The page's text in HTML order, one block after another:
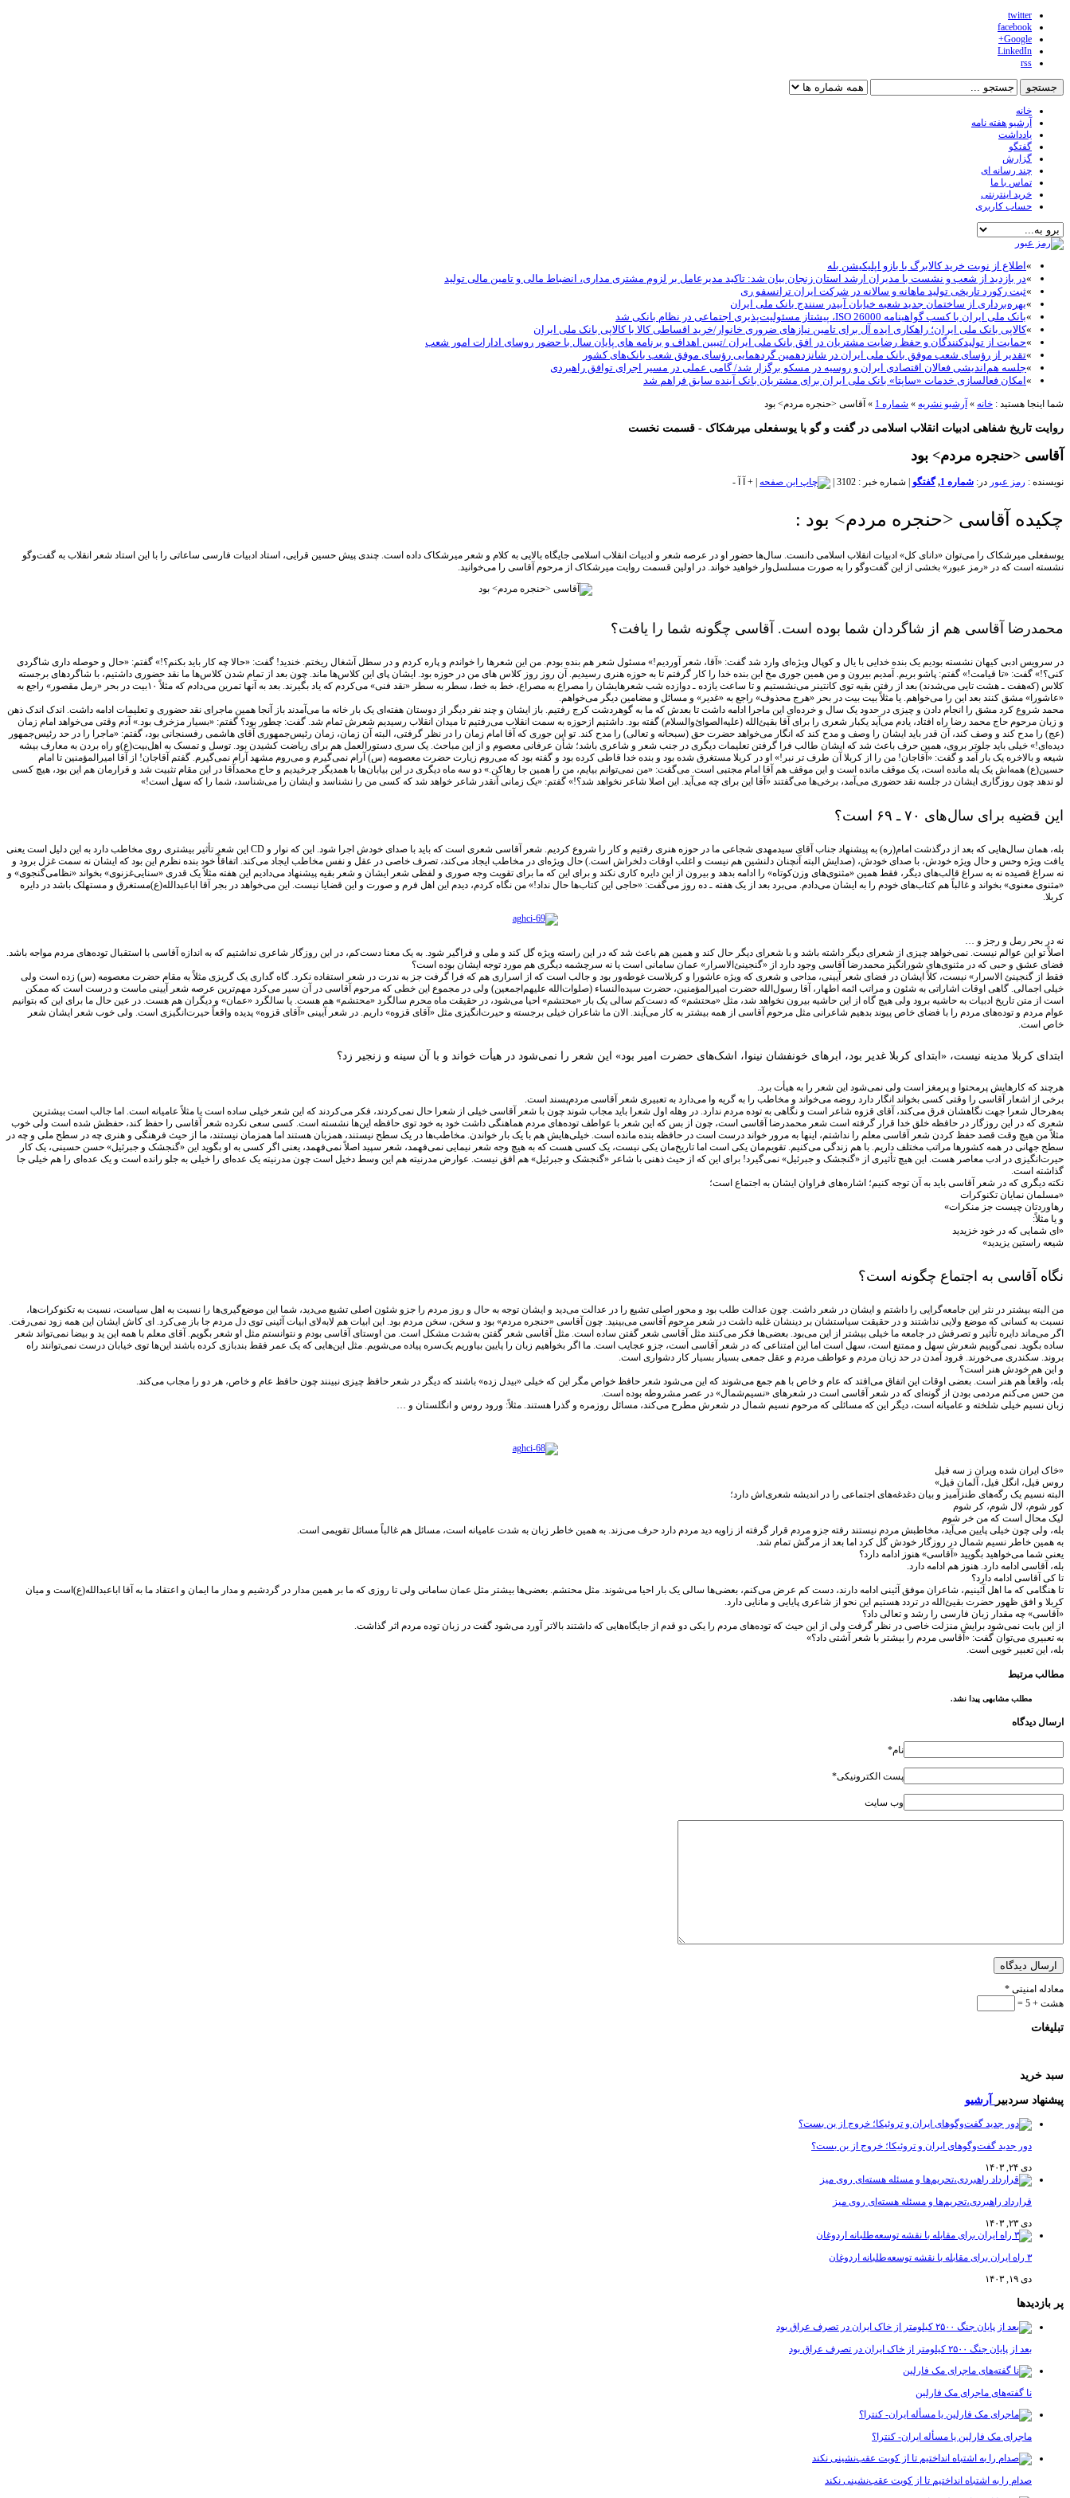
twitter
facebook
Google+
LinkedIn
rss
خانه
آرشیو هفته نامه
یادداشت
گفتگو
گزارش
چند رسانه ای
تماس با ما
خرید اینترنتی
حساب کاربری
»اطلاع از نوبت خرید کالابرگ با بازو اپلیکیشن بله
»در بازدید از شعب و نشست با مدیران ارشد استان زنجان بیان شد: تاکید مدیرعامل بر لزوم مشتری مداری، انضباط مالی و تامین مالی تولید
»ثبت رکورد تاریخی تولید ماهانه و سالانه در شرکت ایران ترانسفو ری
»بهره‌برداری از ساختمان جدید شعبه خیابان آبیدر سنندج بانک ملی ایران
»بانک ملی ایران با کسب گواهینامه ISO 26000، پیشتاز مسئولیت‌پذیری اجتماعی در نظام بانکی شد
»کالاپی بانک ملی ایران؛ راهکاری ایده آل برای تامین نیازهای ضروری خانوار/خرید اقساطی کالا با کالاپی بانک ملی ایران
»حمایت از تولیدکنندگان و حفظ رضایت مشتریان در افق بانک ملی ایران /تببین اهداف و برنامه های پایان سال با حضور روسای ادارات امور شعب
»تقدیر از رؤسای شعب موفق بانک ملی ایران در شانزدهمین گردهمایی رؤسای موفق شعب بانک‌های کشور
»جلسه هم‌اندیشی فعالان اقتصادی ایران و روسیه در مسکو برگزار شد/ گامی عملی در مسیر اجرای توافق راهبردی
»امکان فعالسازی خدمات «ساپتا» بانک ملی ایران برای مشتریان بانک آینده سابق فراهم شد
شما اینجا هستید : خانه » آرشیو نشریه » شماره 1 » آقاسی <حنجره مردم> بود
روایت تاریخ شفاهی ادبیات انقلاب اسلامی در گفت و گو با یوسفعلی میرشکاک - قسمت نخست
آقاسی <حنجره مردم> بود
نویسنده : رمز عبور در: شماره 1 ,گفتگو شماره خبر : 3102 +
-
چکیده آقاسی <حنجره مردم> بود :
یوسفعلی میرشکاک را می‌توان «دانای کل» ادبیات انقلاب اسلامی دانست. سال‌ها حضور او در عرصه شعر و ادبیات انقلاب اسلامی جایگاه بالایی به کلام و شعر میرشکاک داده است. چندی پیش حسین قرایی، استاد ادبیات فارسی ساعاتی را با این استاد شعر انقلاب به گفت‌وگو
نشسته است که در «رمز عبور» بخشی از این گفت‌وگو را به صورت مسلسل‌وار خواهید خواند. در اولین قسمت روایت میرشکاک از مرحوم آقاسی را می‌خوانید.
محمدرضا آقاسی هم از شاگردان شما بوده است. آقاسی چگونه شما را یافت؟
در سرویس ادبی کیهان نشسته بودیم یک بنده خدایی با یال و کوپال ویژه‌ای وارد شد گفت: «آقا، شعر آوردیم!» مسئول شعر هم بنده بودم. من این شعرها را خواندم و پاره کردم و در سطل آشغال ریختم. خندید! گفت: «حالا چه کار باید بکنم؟!» گفتم: «حال و حوصله داری شاگردی
کنی؟!» گفت: «تا قیامت!» گفتم: پاشو بریم. آمدیم بیرون و من همین جوری مخ این بنده خدا را کار گرفتم تا به حوزه هنری رسیدیم. آن روز روز کلاس های من در حوزه بود. ایشان پای این کلاس‌ها ماند. چون بعد از تمام شدن کلاس‌ها ما نقد حضوری داشتیم، با شاگردهای برجسته
کلاس (که‌هفت ـ هشت تایی می‌شدند) بعد از رفتن بقیه توی کانتینر می‌نشستیم و تا ساعت یازده ـ دوازده شب شعرهایشان را مصراع به مصراع، خط به خط، سطر به سطر «نقد فنی» می‌کردم که یاد بگیرند. بعد به آنها تمرین می‌دادم که مثلاً ۱۰بیت در بحر «رمل مقصور» راجع به
«عاشورا» مشق کنند بعد این را می‌خواهم. یا مثلاً بیت بیت در بحر «هرج محذوف» راجع به «غدیر» و مسائل و مضامین دیگر می‌خواهم.
محمد شروع کرد مشق را انجام دادن و چیزی در حدود یک سال و خرده‌ای این ماجرا ادامه داشت تا بعدش که ما به گوهردشت کرج رفتیم. باز ایشان و چند نفر دیگر از دوستان هفته‌ای یک بار خانه ما می‌آمدند باز آنجا همین ماجرای نقد حضوری و تعلیمات ادامه داشت. اندک‌ اندک ذهن
و زبان مرحوم حاج محمد رضا راه افتاد، یادم می‌آید یکبار شعری را برای آقا بقیئ‌الله (علیه‌الصوائ‌و‌السلام) گفته بود. داشتیم ازحوزه به سمت انقلاب می‌رفتیم تا میدان انقلاب رسیدیم شعرش تمام شد. گفت: چطور بود؟ گفتم: «بسیار مزخرف بود.» آدم وقتی می‌خواهد امام زمان
(عج) را مدح کند و وصف کند، آن قدر باید ایشان را وصف و مدح کند که انگار می‌خواهد حضرت حق (سبحانه و تعالی) را مدح کند. تو این جوری که آقا امام زمان را در نظر گرفتی، البته آن زمان، زمان رئیس‌جمهوری آقای هاشمی رفسنجانی بود، گفتم: «ماجرا را در حد رئیس‌جمهور
دیده‌ای!» خیلی باید جلوتر بروی، همین حرف باعث شد که ایشان طالب فرا گرفتن تعلیمات دیگری در جنب شعر و شاعری باشد؛ شأن عرفانی معصوم و از این مباحث. یک سری دستورالعمل هم برای ریاضت کشیدن بود. توسل و تمسک به اهل‌بیت(ع)و راه بردن به معارف بیشه
شیعه و بالاخره یک بار آمد و گفت: «آقاجان! من را از کربلا آن طرف تر نبر!» او در کربلا مستغرق شده بود و بنده خدا قاطی کرده بود و گفته بود که می‌روم زیارت حضرت معصومه (س) آرام نمی‌گیرم و می‌روم مشهد آرام نمی‌گیرم. گفتم آقاجان! از آقا امیرالمؤمنین تا امام
حسین(ع) همه‌اش یک پله مانده است، یک موقف مانده است و این موقف هم آقا امام مجتبی است. می‌گفت: «من نمی‌توانم بیایم، من را همین جا رهاکن.» دو سه ماه دیگری در این بیابان‌ها با همدیگر چرخیدیم و حاج محمدآقا در این مقام تثبیت شد و قرارمان هم این بود، هیچ کسی
لو ندهد چون روزگاری ایشان در جلسه نقد حضوری می‌آمد، برخی‌ها می‌گفتند «آقا این برای چه می‌آید. این اصلا شاعر نخواهد شد؟!» گفتم: «یک زمانی آنقدر شاعر خواهد شد که کسی من را نشناسد و ایشان را می‌شناسد، شما را که سهل است!»
این قضیه برای سال‌های ۷۰ ـ ۶۹ است؟
بله، همان سال‌هایی که بعد از درگذشت امام(ره) به پیشنهاد جناب آقای سیدمهدی شجاعی ما در حوزه هنری رفتیم و کار را شروع کردیم. شعر آقاسی شعری است که باید با صدای خودش اجرا شود. این که نوار و CD این شعر تأثیر بیشتری روی مخاطب دارد به این دلیل است یعنی
یافت ویژه وحس و حال ویژه خودش، با صدای خودش، (صدایش البته آنچنان دلنشین هم نیست و اغلب اوقات دلخراش است.) حال ویژه‌ای در مخاطب ایجاد می‌کند، تصرف خاصی در عقل و نفس مخاطب ایجاد می‌کند. اتفاقاً خود بنده نظرم این بود که ایشان نه سمت غزل برود و
نه سراغ قصیده نه به سراغ قالب‌های دیگر، فقط همین «مثنوی‌های وزن‌کوتاه» را ادامه بدهد و بیرون از این دایره کاری نکند و برای این که ما برای تقویت وجه صوری و لفظی شعر ایشان و شعر بقیه پیشنهاد می‌دادیم این هفته مثلاً یک قدری «سنایی‌غزنوی» بخواند «نظامی‌گنجوی» و
«مثنوی معنوی» بخواند و غالباً هم کتاب‌های خودم را به ایشان می‌دادم. می‌برد بعد از یک هفته ـ ده روز می‌گفت: «حاجی این کتاب‌ها حال نداد!» من نگاه کردم، دیدم این اهل فرم و صورت و این قضایا نیست. این می‌خواهد در بجر آقا اباعبدالله(ع)مستغرق و مستهلک باشد در دایره
کربلا.
نه در بحر رمل و رجز و …
اصلاً تو این عوالم نیست. نمی‌خواهد چیزی از شعرای دیگر داشته باشد و با شعرای دیگر حال کند و همین هم باعث شد که در این راسته ویژه گل کند و ملی و فراگیر شود. به یک معنا دست‌کم، در این روزگار شاعری نداشتیم که به اندازه آقاسی با استقبال توده‌های مردم مواجه باشد.
فضای عشق و حبی که در مثنوی‌های شورانگیز محمدرضا آقاسی وجود دارد از «گنجینئ‌الاسرار» عمان سامانی است یا نه سرچشمه دیگری هم مورد توجه ایشان بوده است؟
فقط از گنجینئ الاسرار» نیست، کلاً ایشان در فضای شعر آیینی، مداحی و شعری که ویژه عاشورا و کربلاست غوطه‌ور بود و جالب است که از اسراری هم که فرا گرفت جز به ندرت در شعر استفاده نکرد. گاه گداری یک گریزی مثلاً به مقام حضرت معصومه (س) زده است ولی
خیلی اجمالی. گاهی اوقات اشاراتی به شئون و مراتب ائمه اطهار، آقا رسول‌الله حضرت امیرالمؤمنین، حضرت سیده‌النساء (صلوات‌الله علیهم‌اجمعین) ولی در مجموع این خطی که مرحوم آقاسی در آن سیر می‌کرد مهم‌ترین عرصه شعر آیینی ماست و درست است که ممکن
است از متن تاریخ ادبیات به حاشیه برود ولی هیچ گاه از این حاشیه بیرون نخواهد شد، مثل «محتشم» که دست‌کم سالی یک بار «محتشم» احیا می‌شود، در حقیقت ماه محرم سالگرد «محتشم» هم هست. یا سالگرد «عمان» و دیگران هم هست. در عین حال ما برای این که بتوانیم
عوام مردم و توده‌های مردم را با فضای خاص پیوند بدهیم شاعرانی مثل مرحوم آقاسی از همه بیشتر به کار می‌آیند. الان ما شاعران خیلی برجسته و حیرت‌انگیزی مثل «آقای قزوه» داریم. در شعر آیینی «آقای قزوه» پدیده واقعاً حیرت‌انگیزی است. ولی خوب شعر ایشان شعر
خاص است.
ابتدای کربلا مدینه نیست، «ابتدای کربلا غدیر بود، ابرهای خونفشان نینوا، اشک‌های حضرت امیر بود» این شعر را نمی‌شود در هیأت خواند و با آن سینه و زنجیر زد؟
هرچند که کارهایش پرمحتوا و پرمغز است ولی نمی‌شود این شعر را به هیأت برد.
برخی از اشعار آقاسی را وقتی کسی بخواند انگار دارد روضه می‌خواند و مخاطب را به گریه وا می‌دارد به تعبیری شعر آقاسی مردم‌پسند است.
به‌هر‌حال شعرا جهت نگاهشان فرق می‌کند، آقای قزوه شاعر است و نگاهی به توده مردم ندارد. در وهله اول شعرا باید مجاب شوند چون با شعر آقاسی خیلی از شعرا حال نمی‌کردند، فکر می‌کردند که این شعر خیلی ساده است یا مثلاً عامیانه است. اما جالب است بیشترین
شعری که در این روزگار در حافظه خلق خدا قرار گرفته است شعر محمدرضا آقاسی است، چون از بس که این شعر با عواطف توده‌های مردم هماهنگی داشت خود به خود توی حافظه این‌ها نشسته است. کسی سعی نکرده شعر آقاسی را حفظ کند، حفظش شده است ولی خوب
مثلاً من هیچ وقت قصد حفظ کردن شعر آقاسی معلم را نداشتم، اینها به مرور خواند درست است در حافظه بنده مانده است. خیلی‌هایش هم با یک بار خواندن. مخاطب‌ها در یک سطح نیستند، همزبان هستند اما همزمان نیستند، ما از حیث فرهنگی و هنری چه در سطح ملی و چه در
سطح جهانی در همه کشورها مراتب مختلف داریم. با هم زندگی می‌کنیم. تقویم‌مان یکی است اما تاریخ‌مان یکی نیست، یک کسی هست که به هیچ وجه شعر نیمایی نمی‌فهمد، شعر سپید اصلاً نمی‌فهمد، یعنی اگر کسی به او بگوید این «گنجشک و جبرئیل» حسن حسینی، یک کار
حیرت‌انگیزی در ادب معاصر هست. این هیچ تأثیری از «گنجشک و جبرئیل» نمی‌گیرد! برای این که از حیث ذهنی با شاعر «گنجشک و جبرئیل» هم افق نیست. عوارض مدرنیته هم این وسط دخیل است چون مدرنیته یک عده‌ای را خیلی به جلو رانده است و یک عده‌ای را هم خیلی جا
گذاشته است.
نکته دیگری که در شعر آقاسی باید به آن توجه کنیم؛ اشاره‌های فراوان ایشان به اجتماع است؛
«مسلمان نمایان تکنوکرات
رهاوردتان چیست جز منکرات»
و یا مثلاً:
«ای شمایی که در خود خزیدید
شیعه راستین یزیدید»
نگاه آقاسی به اجتماع چگونه است؟
من البته بیشتر در نثر این جامعه‌گرایی را داشتم و ایشان در شعر داشت. چون عدالت طلب بود و محور اصلی تشیع را در عدالت‌ می‌دید و ایشان توجه به حال و روز مردم را جزو شئون اصلی تشیع می‌دید، شما این موضع‌گیری‌ها را نسبت به اهل سیاست، نسبت به تکنوکرات‌ها،
نسبت به کسانی که موضع ولایی نداشتند و در حقیقت سیاستشان بر دینشان غلبه داشت در شعر مرحوم آقاسی می‌بینید. چون آقاسی «حنجره مردم» بود و سخن، سخن مردم بود. این ابیات هم لابه‌لای ابیات آئینی توی دل مردم جا باز می‌کرد. ای کاش ایشان این همه زود نمی‌رفت.
اگر می‌ماند دایره تأثیر و تصرفش در جامعه ما خیلی بیشتر از این می‌بود. بعضی‌ها فکر می‌کنند مثل آقاسی شعر گفتن ساده است. مثل آقاسی شعر گفتن به‌شدت مشکل است. من اوستای آقاسی بودم و نتوانستم مثل او شعر بگویم. آقای معلم با همه این ید و بیضا نمی‌تواند شعر
ساده بگوید. نمی‌گوییم شعرش سهل و ممتنع است، سهل است اما این امتناعی که در شعر آقاسی است، جزو عجایب است. ما اگر بخواهیم زبان را پایین بیاوریم یک‌سره پیاده می‌شویم. مثل این‌هایی که یک عمر فقط بندبازی کرده باشند این‌ها توی خیابان درست نمی‌توانند راه
بروند. سکندری می‌خورند. فرود آمدن در حد زبان مردم و عواطف مردم و عقل جمعی بسیار بسیار کار دشواری است.
و این هم خودش هنر است؟
بله، واقعاً هم هنر است. بعضی اوقات این اتفاق می‌افتد که عام و خاص با هم جمع می‌شوند که این می‌شود شعر حافظ خواص مگر این که خیلی «بیدل زده» باشند که دیگر در شعر حافظ چیزی نبینند چون حافظ عام و خاص، هر دو را مجاب می‌کند.
من حس می‌کنم مردمی بودن از گونه‌ای که در شعر آقاسی است در شعرهای «نسیم‌شمال» در عصر مشروطه بوده است.
زبان نسیم خیلی شلخته و عامیانه است، دیگر این که مسائلی که مرحوم نسیم شمال در شعرش مطرح می‌کند، مسائل روزمره و گذرا هستند. مثلاً: ورود روس و انگلستان و …
«خاک ایران شده ویران ز سه فیل
روس فیل، انگل فیل، آلمان فیل»
البته نسیم یک رگه‌های طنزآمیز و بیان دغدغه‌های اجتماعی را در اندیشه شعری‌اش دارد؛
کور شوم، لال شوم، کر شوم
لیک محال است که من خر شوم
بله، ولی چون خیلی پایین می‌آید، مخاطبش مردم نیستند رفته جزو مردم قرار گرفته از زاویه دید مردم دارد حرف می‌زند. به همین خاطر زبان به شدت عامیانه است، مسائل هم غالباً مسائل تقویمی است.
به همین خاطر نسیم شمال در روزگار خودش گل کرد اما بعد از مرگش تمام شد.
یعنی شما می‌خواهید بگویید «آقاسی» هنوز ادامه دارد؟
بله، آقاسی ادامه دارد. هنوز هم ادامه دارد.
تا کی آقاسی ادامه دارد؟
تا هنگامی که ما اهل آئینیم، شاعران موفق آئینی ادامه دارند، دست کم عرض می‌کنم، بعضی‌ها سالی یک بار احیا می‌شوند. مثل محتشم. بعضی‌ها بیشتر مثل عمان سامانی ولی تا روزی که ما بر همین مدار در گردشیم و مدار ما ایمان و اعتقاد ما به آقا اباعبدالله(ع)است و میان
کربلا و افق ظهور حضرت بقیئ‌‌الله در تردد هستیم این نحو از شاعری پایایی و مانایی دارد.
«آقاسی» چه مقدار زبان فارسی را رشد و تعالی داد؟
از این بابت نمی‌شود برایش منزلت خاصی در نظر گرفت ولی از این حیث که توده‌های مردم را یکی دو قدم از جایگاه‌هایی که داشتند بالاتر آورد می‌شود گفت در زبان توده مردم اثر گذاشت.
به تعبیری می‌توان گفت: «آقاسی مردم را بیشتر با شعر آشتی داد؟»
بله، این تعبیر خوبی است.
مطالب مرتبط
مطلب مشابهی پیدا نشد.
ارسال دیدگاه
نام*
پست الکترونیکی*
وب سایت
ارسال دیدگاه
معادله امنیتی *
هشت + 5 =
تبلیغات
سبد خرید
پیشنهاد سردبیر
آرشیو
دور جدید گفت‌وگوهای ایران و تروئیکا؛ خروج از بن بست؟
دی ۲۴, ۱۴۰۳
قرارداد راهبردی،تحریم‌ها و مسئله هسته‌ای روی میز
دی ۲۳, ۱۴۰۳
۳ راه ایران برای مقابله با نقشه توسعه‌طلبانه اردوغان
دی ۱۹, ۱۴۰۳
پر بازدیدها
بعد از پایان جنگ ۲۵۰۰ کیلومتر از خاک ایران در تصرف عراق بود
نا گفته‌های ماجرای مک فارلین
ماجرای مک فارلین یا مسأله ایران- کنترا؟
صدام را به اشتباه انداختیم تا از کویت عقب‌نشینی نکند